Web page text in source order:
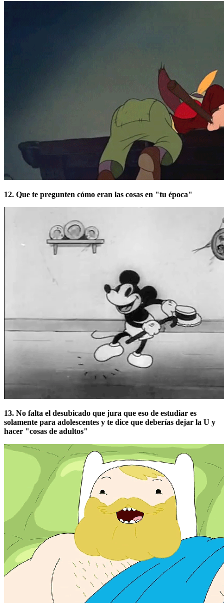
12. Que te pregunten cómo eran las cosas en "tu época"
13. No falta el desubicado que jura que eso de estudiar es
solamente para adolescentes y te dice que deberías dejar la U y
hacer "cosas de adultos"